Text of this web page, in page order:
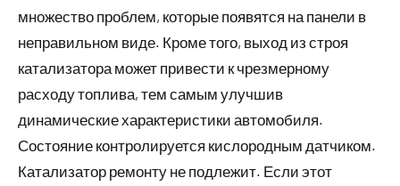
множество проблем, которые появятся на панели в
неправильном виде. Кроме того, выход из строя
катализатора может привести к чрезмерному
расходу топлива, тем самым улучшив
динамические характеристики автомобиля.
Состояние контролируется кислородным датчиком.
Катализатор ремонту не подлежит. Если этот